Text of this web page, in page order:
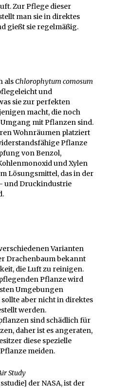
Zur Pflege dieser
man sie in direktes
gießt sie regelmäßig.
alsChlorophytum comosum
und
sie zur perfekten
macht, die noch
mit Pflanzen sind.
Wohnräumen platziert
Pflanze
von Benzol,
und Xylen
Lösungsmittel, das in der
und Druckindustrie
Varianten
Drachenbaum bekannt
die Luft zu reinigen.
Pflanze wird
Umgebungen
aber nicht in direktes
werden.
sind schädlich für
daher ist es angeraten,
diese spezielle
meiden.
Study
der NASA, ist der